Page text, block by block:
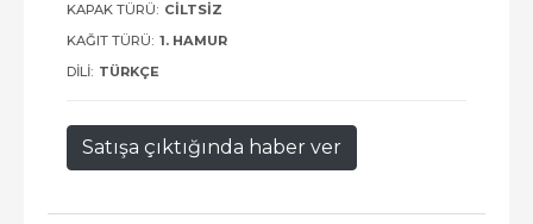
KAPAK TÜRÜ: CILTSIZ
KAĞIT TÜRÜ: 1. HAMUR
DILI: TÜRKÇE
Satışa çıktığında haber ver